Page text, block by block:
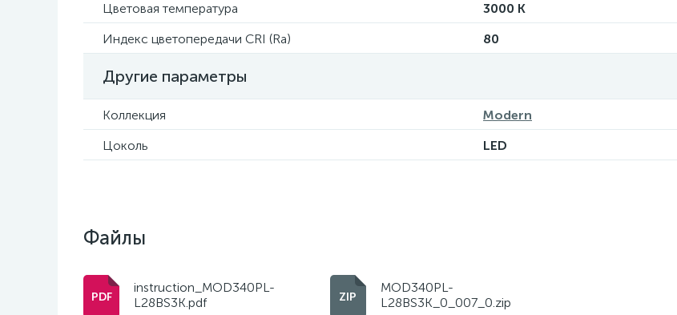
Цветовая температура
3000 K
Индекс цветопередачи CRI (Ra)
80
Другие параметры
Коллекция
Modern
Цоколь
LED
Файлы
instruction_MOD340PL-
L28BS3K.pdf
MOD340PL-
L28BS3K_0_007_0.zip